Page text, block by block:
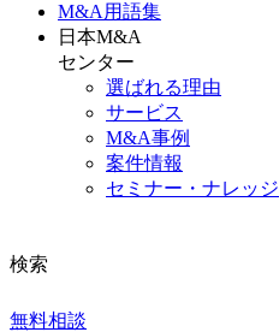
M&A 用語集
日本M&A
センター
選ばれる理由
サービス
M&A事例
案件情報
セミナー・ナレッジ
検索
無料相談